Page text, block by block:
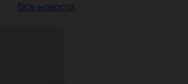
Все новости